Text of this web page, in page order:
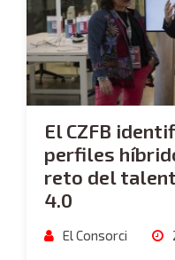
El CZFB
perfiles
reto del
4.0
El Consorci